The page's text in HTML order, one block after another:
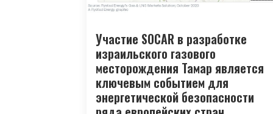
Участие SOCAR в разработке
израильского газового
месторождения Тамар является
ключевым событием для
энергетической безопасности